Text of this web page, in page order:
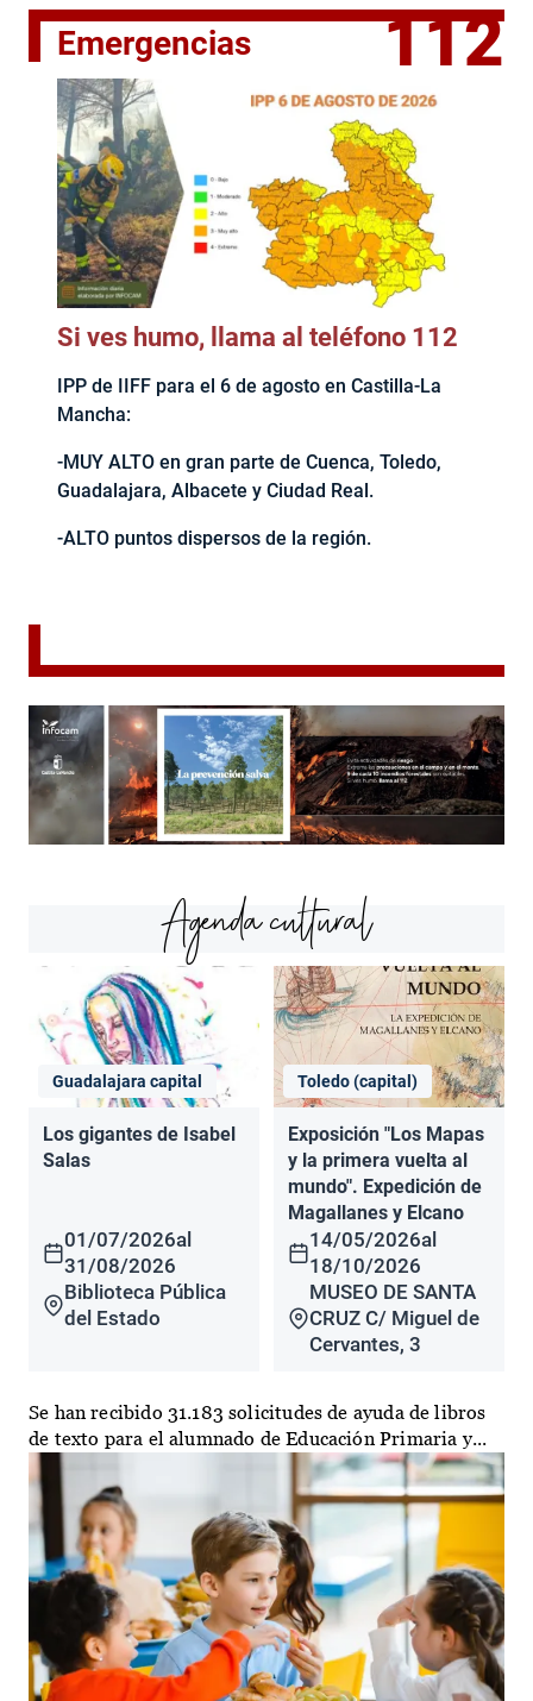
Emergencias 112
Si ves humo, llama al teléfono 112
IPP de IIFF para el 6 de agosto en Castilla-La
Mancha:
-MUY ALTO en gran parte de Cuenca, Toledo,
Guadalajara, Albacete y Ciudad Real.
-ALTO puntos dispersos de la región.
Agenda cultural
Guadalajara capital
Los gigantes de Isabel
Salas
01/07/2026al
31/08/2026
Biblioteca Pública
del Estado
Toledo (capital)
Exposición "Los Mapas
y la primera vuelta al
mundo". Expedición de
Magallanes y Elcano
14/05/2026al
18/10/2026
MUSEO DE SANTA
CRUZ C/ Miguel de
Cervantes, 3
Se han recibido 31.183 solicitudes de ayuda de libros
de texto para el alumnado de Educación Primaria y...